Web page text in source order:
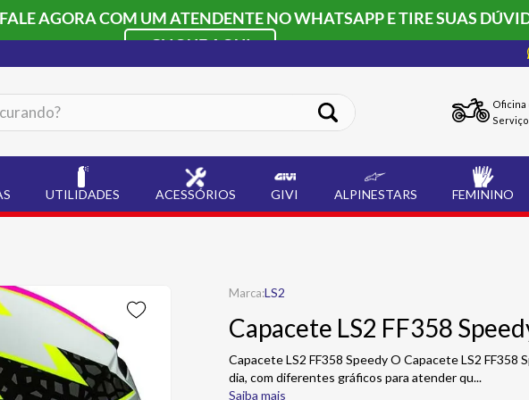
AGORA COM UM ATENDENTE NO WHATSAPP E TIRE SUAS
CLIQUE AQUI
Oficina
UTILIDADES ACESSÓRIOS GIVI ALPINESTARS FEMININO
LS2
Capacete LS2 FF358
Capacete LS2 FF358 Speedy O Capacete LS2 FF358
dia, com diferentes gráficos para atender qu...
Saiba mais